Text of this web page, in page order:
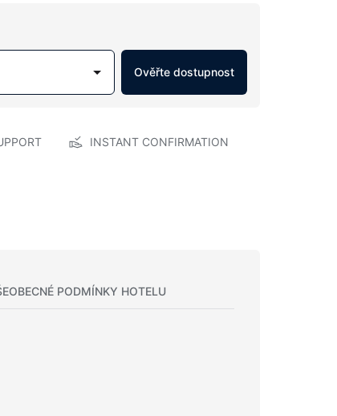
Ověřte dostupnost
INSTANT CONFIRMATION
PODMÍNKY HOTELU